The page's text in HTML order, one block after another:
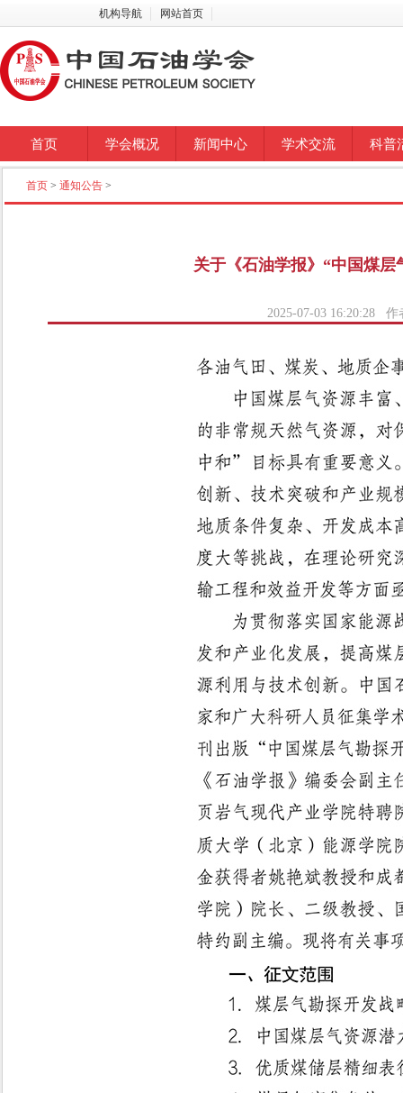
机构导航 网站首页
首页 学会概况 新闻中心 学术交流 科普
首页 > 通知公告 >
关于《石油学报》“中国煤
2025-07-03 16:20:28